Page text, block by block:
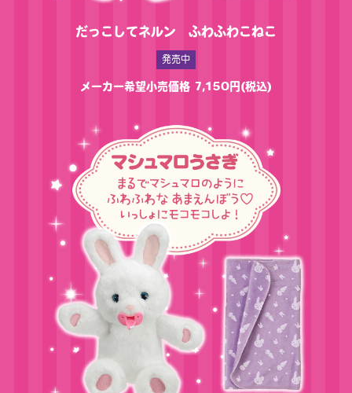
だっこしてネルン ふわふわこねこ
発売中
メーカー希望小売価格 7,150円(税込)